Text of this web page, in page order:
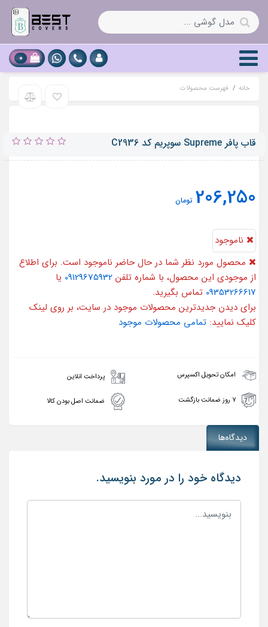
0
خانه فهرست محصولات
قاب پافر Supreme سوپریم کد C2936
206,250 تومان
ناموجود
محصول مورد نظر شما در حال حاضر ناموجود است. برای اطلاع
از موجودی این محصول، با شماره تلفن 09129675932 یا
09353266617 تماس بگیرید.
برای دیدن جدیدترین محصولات موجود در سایت، بر روی لینک
کلیک نمایید: تمامی محصولات موجود
امکان تحویل اکسپرس پرداخت انلاین
۷ روز ضمانت بازگشت ضمانت اصل بودن کالا
دیدگاه‌ها
دیدگاه خود را در مورد بنویسید.